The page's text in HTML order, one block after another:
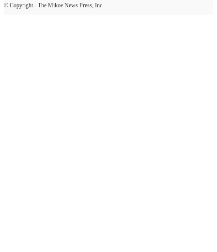
© Copyright - The Mikoe News Press, Inc.